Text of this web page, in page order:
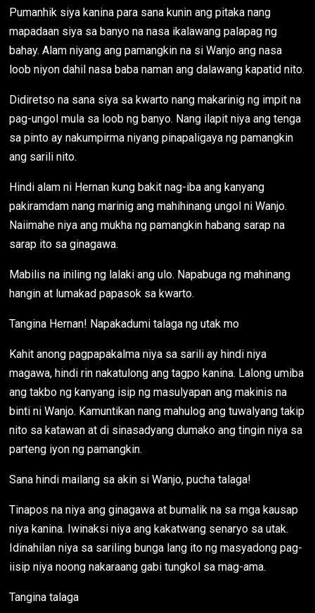
Pumanhik siya kanina para sana kunin ang pitaka nang
mapadaan siya sa banyo na nasa ikalawang palapag ng
bahay. Alam niyang ang pamangkin na si Wanjo ang nasa
loob niyon dahil nasa baba naman ang dalawang kapatid nito.
Didiretso na sana siya sa kwarto nang makarinig ng impit na
pag-ungol mula sa loob ng banyo. Nang ilapit niya ang tenga
sa pinto ay nakumpirma niyang pinapaligaya ng pamangkin
ang sarili nito.
Hindi alam ni Hernan kung bakit nag-iba ang kanyang
pakiramdam nang marinig ang mahihinang ungol ni Wanjo.
Naiimahe niya ang mukha ng pamangkin habang sarap na
sarap ito sa ginagawa.
Mabilis na iniling ng lalaki ang ulo. Napabuga ng mahinang
hangin at lumakad papasok sa kwarto.
Tangina Hernan! Napakadumi talaga ng utak mo
Kahit anong pagpapakalma niya sa sarili ay hindi niya
magawa, hindi rin nakatulong ang tagpo kanina. Lalong umiba
ang takbo ng kanyang isip ng masulyapan ang makinis na
binti ni Wanjo. Kamuntikan nang mahulog ang tuwalyang takip
nito sa katawan at di sinasadyang dumako ang tingin niya sa
parteng iyon ng pamangkin.
Sana hindi mailang sa akin si Wanjo, pucha talaga!
Tinapos na niya ang ginagawa at bumalik na sa mga kausap
niya kanina. Iwinaksi niya ang kakatwang senaryo sa utak.
Idinahilan niya sa sariling bunga lang ito ng masyadong pag-
iisip niya noong nakaraang gabi tungkol sa mag-ama.
Tangina talaga